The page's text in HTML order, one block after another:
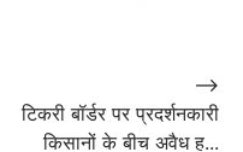
टिकरी बॉर्डर पर प्रदर्शनकारी
किसानों के बीच अवैध ह...
⟶